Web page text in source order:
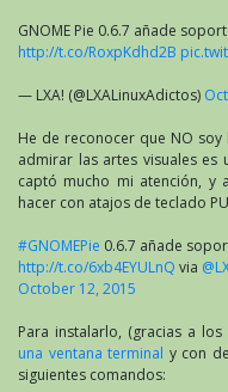
GNOME Pie 0.6.7 añade
http://t.co/RoxpKdhd2B
— LXA! (@LXALinuxAdictos)
He de reconocer que NO
admirar las artes visuales
captó mucho mi atención, y
hacer con atajos de teclado
#GNOMEPie 0.6.7 añade
http://t.co/6xb4EYULnQ via
October 12, 2015
Para instalarlo, (gracias a los
una ventana terminal y con
siguientes comandos: